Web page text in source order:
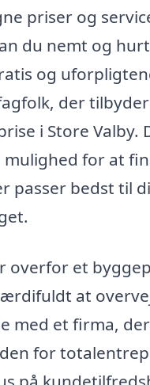
priser og
du nemt og
og
der tilbyder
i Store Valby.
mulighed for at
passer bedst til
overfor et
at
med et firma,
for